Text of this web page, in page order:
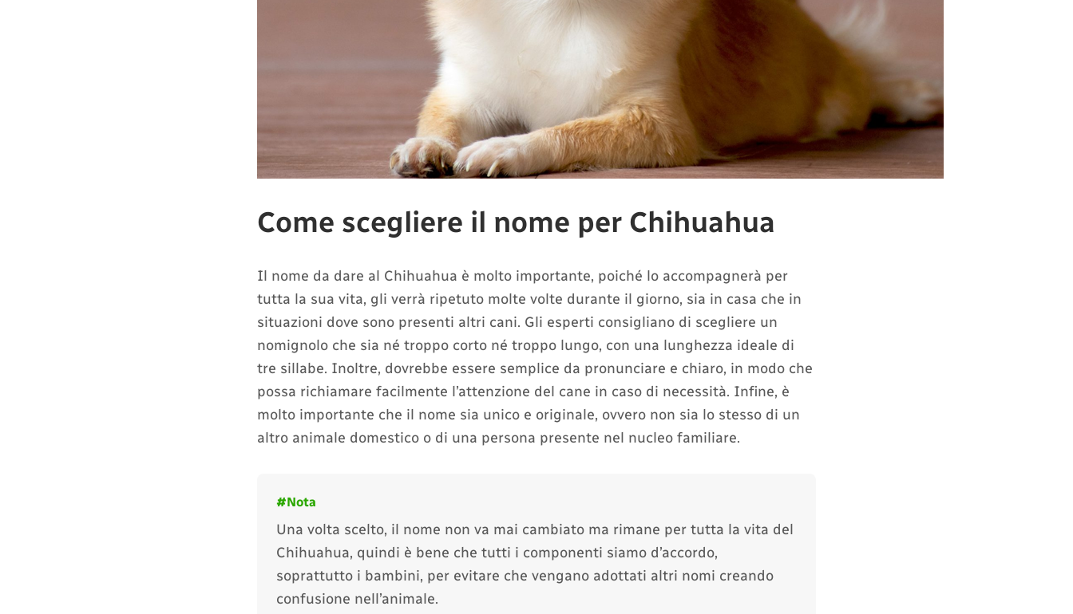
Come scegliere il nome per Chihuahua
Il nome da dare al Chihuahua è molto importante, poiché lo accompagnerà per
tutta la sua vita, gli verrà ripetuto molte volte durante il giorno, sia in casa che in
situazioni dove sono presenti altri cani. Gli esperti consigliano di scegliere un
nomignolo che sia né troppo corto né troppo lungo, con una lunghezza ideale di
tre sillabe. Inoltre, dovrebbe essere semplice da pronunciare e chiaro, in modo che
possa richiamare facilmente l’attenzione del cane in caso di necessità. Infine, è
molto importante che il nome sia unico e originale, ovvero non sia lo stesso di un
altro animale domestico o di una persona presente nel nucleo familiare.
Una volta scelto, il nome non va mai cambiato ma rimane per tutta la vita del
Chihuahua, quindi è bene che tutti i componenti siamo d’accordo,
soprattutto i bambini, per evitare che vengano adottati altri nomi creando
confusione nell’animale.